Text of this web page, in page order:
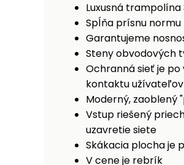
Luxusná trampolína
Spĺňa prísnu
Garantujeme
Steny obvodových
Ochranná sieť je
kontaktu
Moderný, zaoblený
Vstup riešený
uzavretie siete
Skákacia plocha je
V cene je rebrík